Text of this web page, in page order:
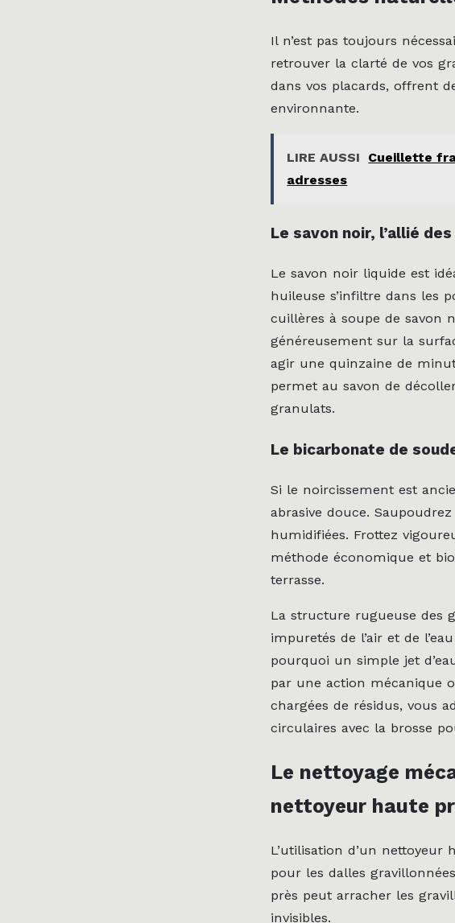
Il n’est pas toujours
retrouver la clarté de vos
dans vos placards, offrent
environnante.
LIRE AUSSI
Cueillette
adresses
Le savon noir, l’allié
Le savon noir liquide est
huileuse s’infiltre dans les
cuillères à soupe de savon
généreusement sur la
agir une quinzaine de
permet au savon de
granulats.
Le bicarbonate de
Si le noircissement est
abrasive douce.
humidifiées. Frottez
méthode économique et
terrasse.
La structure rugueuse des
impuretés de l’air et de
pourquoi un simple jet
par une action mécanique
chargées de résidus, vous
circulaires avec la brosse
Le nettoyage
nettoyeur haute
L’utilisation d’un nettoyeur
pour les dalles
près peut arracher les
invisibles.